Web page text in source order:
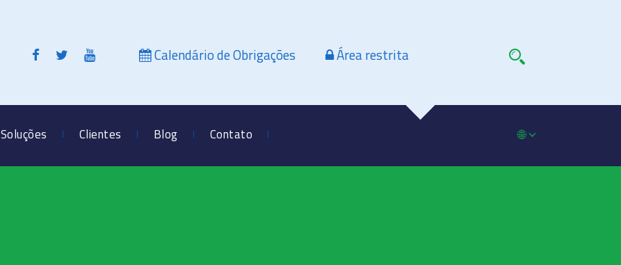
Calendário de Obrigações Área restrita
Soluções Clientes Blog Contato 🌐